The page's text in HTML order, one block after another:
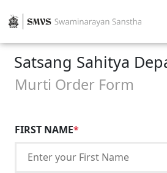
Satsang Sahitya
Murti Order Form
FIRST NAME*